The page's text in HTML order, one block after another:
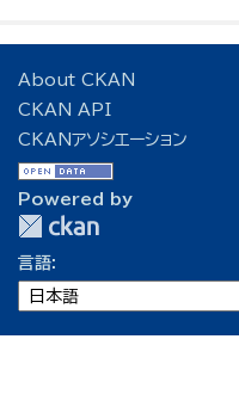
About CKAN
CKAN API
CKANアソシエーション
Powered by
言語